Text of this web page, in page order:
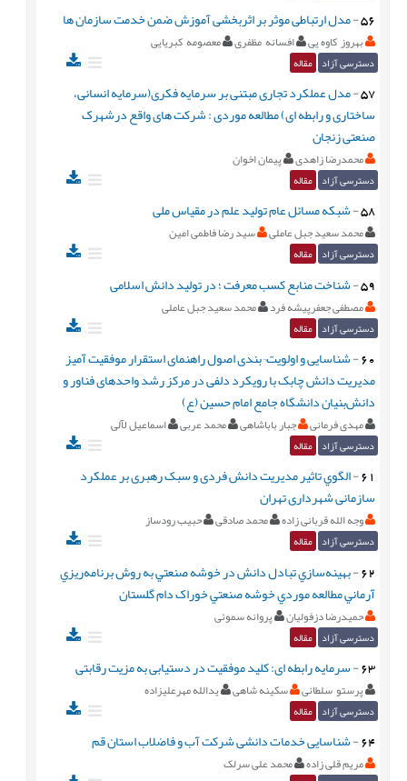
56
-مدل ارتباطی موثر بر اثربخشی آموزش ضمن خدمت سازمان ها
بهروز کاوه یی افسانه مظفری معصومه کبریایی
دسترسی آزاد مقاله
57
-مدل عملکرد تجاری مبتنی بر سرمایه فکری(سرمایه انسانی،
ساختاری و رابطه ای) مطالعه موردی : شرکت های واقع درشهرک
صنعتی زنجان
محمدرضا زاهدی پیمان اخوان
دسترسی آزاد مقاله
58
-شبکه مسائل عام تولید علم در مقیاس ملی
محمد سعید جبل عاملی سید رضا فاطمی امین
دسترسی آزاد مقاله
59
-شناخت منابع کسب معرفت ؛ در تولید دانش اسلامی
مصطفی جعفرپیشه فرد محمد سعید جبل عاملی
دسترسی آزاد مقاله
60
-شناسایی و اولویت¬بندی اصول راهنمای استقرار موفقیت آمیز
مدیریت دانش چابک با رویکرد دلفی در مرکز رشد واحدهای فناور و
دانش‌بنیان دانشگاه جامع امام حسین (ع)
مهدی فرمانی جبار باباشاهی محمد عربی اسماعیل لآلی
دسترسی آزاد مقاله
61
-الگوي تاثير مدیریت دانش فردی و سبک رهبری بر عملکرد
سازمانی شهرداری تهران
وجه الله قربانی زاده محمد صادقی حبیب رودساز
دسترسی آزاد مقاله
62
-بهينه‌سازي تبادل دانش در خوشه صنعتي به روش برنامه‌ريزي
آرماني مطالعه موردي خوشه صنعتي خوراک دام گلستان
حمیدرضا دزفولیان پروانه سموئی
دسترسی آزاد مقاله
63
-سرمایه رابطه ای: کلید موفقیت در دستیابی به مزیت رقابتی
پرستو سلطانی سکینه شاهی یدالله مهرعلیزاده
دسترسی آزاد مقاله
64
-شناسایی خدمات دانشی شرکت آب و فاضلاب استان قم
مریم قلی زاده محمد علی سرلک